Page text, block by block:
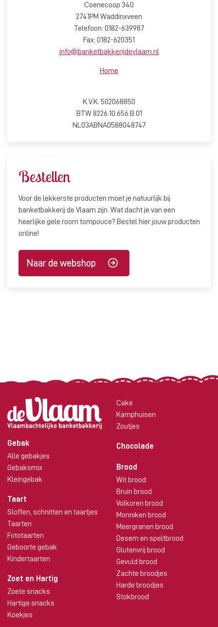
Coenecoop 340
2741PM Waddinxveen
Telefoon: 0182-639987
Fax: 0182-620351
info@banketbakkerijdevlaam.nl
Home
K.V.K. 502068850
BTW 8226.10.656.B.01
NL03ABNA0588048747
Bestellen
Voor de lekkerste producten moet je natuurlijk bij
banketbakkerij de Vlaam zijn. Wat dacht je van een
heerlijke gele room tompouce? Bestel hier jouw producten
online!
Naar de webshop
Gebak
Alle gebakjes
Gebaksmix
Kleingebak
Taart
Sloffen, schnitten en taartjes
Taarten
Fototaarten
Geboorte gebak
Kindertaarten
Zoet en Hartig
Zoete snacks
Hartige snacks
Koekjes
Cake
Kamphuisen
Zoutjes
Chocolade
Brood
Wit brood
Bruin brood
Volkoren brood
Monniken brood
Meergranen brood
Desem en speltbrood
Glutenvrij brood
Gevuld brood
Zachte broodjes
Harde broodjes
Stokbrood